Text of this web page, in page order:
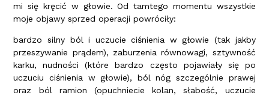
mi się kręcić w głowie. Od tamtego momentu wszystkie
moje objawy sprzed operacji powróciły:
bardzo silny ból i uczucie ciśnienia w głowie (tak jakby
przeszywanie prądem), zaburzenia równowagi, sztywność
karku, nudności (które bardzo często pojawiały się po
uczuciu ciśnienia w głowie), ból nóg szczególnie prawej
oraz ból ramion (opuchniecie kolan, słabość, uczucie